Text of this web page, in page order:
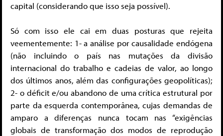
capital (considerando que isso seja possível).
Só com isso ele cai em duas posturas que rejeita
veementemente: 1- a análise por causalidade endógena
(não incluindo o país nas mutações da divisão
internacional do trabalho e cadeias de valor, ao longo
dos últimos anos, além das configurações geopolíticas);
2- o déficit e/ou abandono de uma crítica estrutural por
parte da esquerda contemporânea, cujas demandas de
amparo a diferenças nunca tocam nas “exigências
globais de transformação dos modos de reprodução